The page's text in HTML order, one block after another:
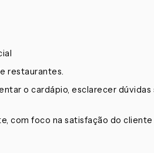
restaurantes.
o cardápio, esclarecer
com foco na satisfação do cliente